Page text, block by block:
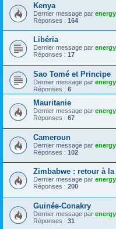
Kenya
Dernier message par
Réponses : 164
Libéria
Dernier message par
Réponses : 17
Sao Tomé et Principe
Dernier message par
Réponses : 6
Mauritanie
Dernier message par
Réponses : 67
Cameroun
Dernier message par
Réponses : 102
Zimbabwe : retour à la
Dernier message par
Réponses : 200
Guinée-Conakry
Dernier message par
Réponses : 31